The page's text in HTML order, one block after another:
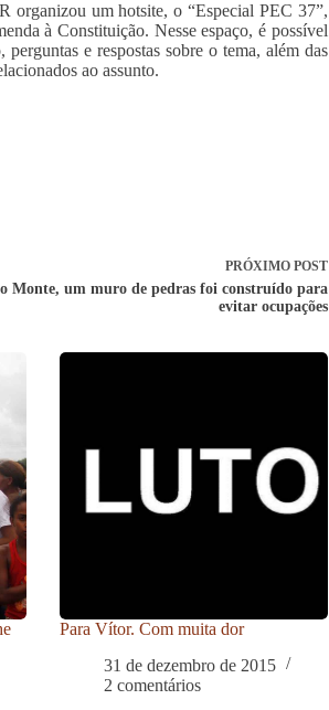
organizou um hotsite, o “Especial PEC 37”,
à Constituição. Nesse espaço, é possível
e respostas sobre o tema, além das
ao assunto.
PRÓXIMO POST
Monte, um muro de pedras foi construído para
evitar ocupações
Para Vítor. Com muita dor
31 de dezembro de 2015
2 comentários